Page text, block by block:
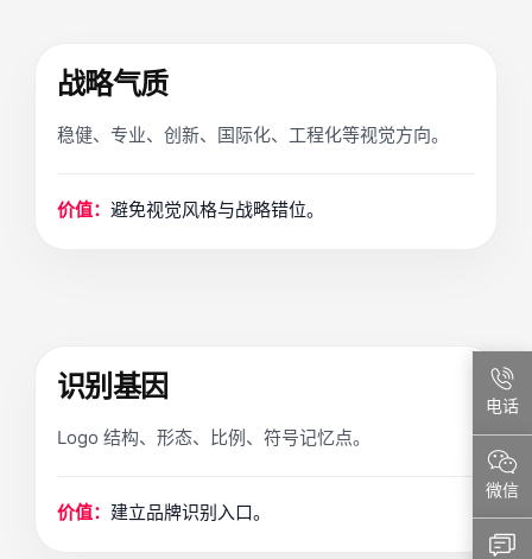
电话
微信
战略气质
稳健、专业、创新、国际化、工程化等视觉方向。
价值： 避免视觉风格与战略错位。
识别基因
Logo 结构、形态、比例、符号记忆点。
价值： 建立品牌识别入口。